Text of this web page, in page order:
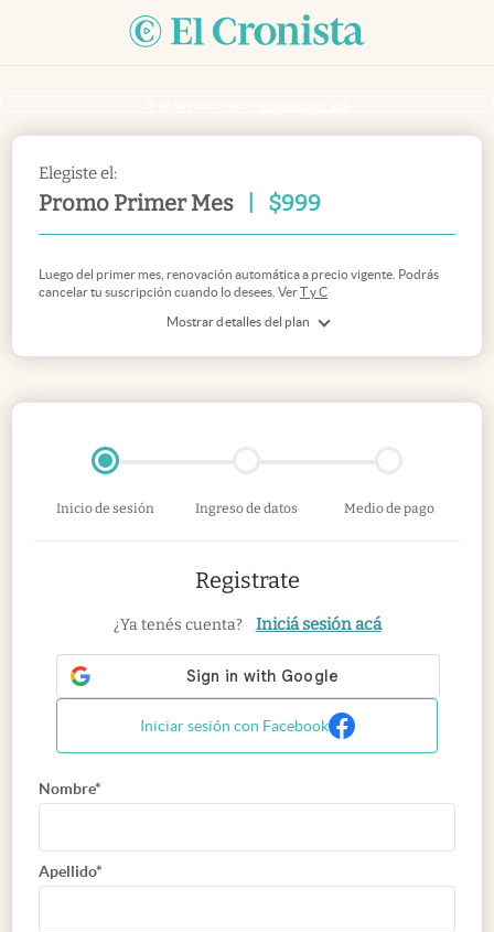
Elegiste el:
Promo Primer Mes $999
Mostrar detalles del plan
Luego del primer mes, renovación automática a precio vigente. Podrás
cancelar tu suscripción cuando lo desees. VerT y C
Inicio de sesión Ingreso de datos Medio de pago
Registrate
¿Ya tenés cuenta? Iniciá sesión acá
Iniciar sesión con Facebook
Nombre*
Apellido*